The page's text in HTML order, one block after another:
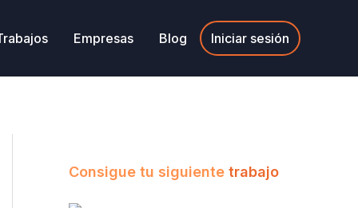
Empresas Blog Iniciar sesión
Consigue tu siguiente trabajo